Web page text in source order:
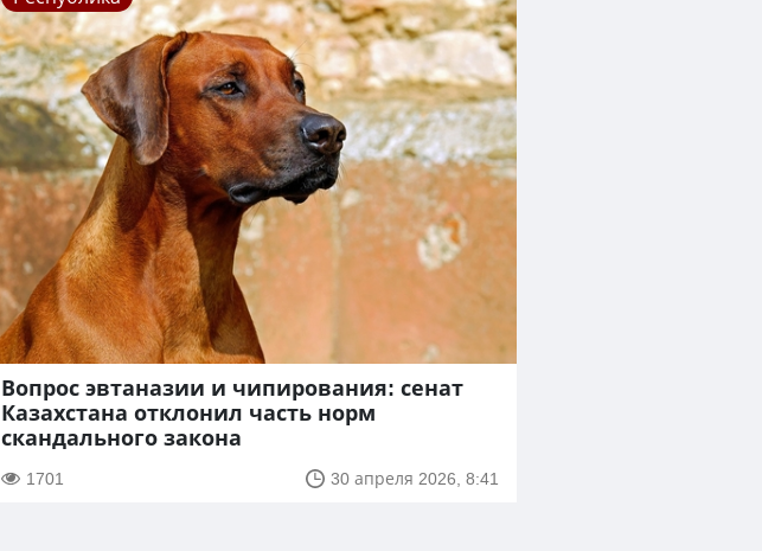
Вопрос эвтаназии и чипирования: сенат
Казахстана отклонил часть норм
скандального закона
1701 30 апреля 2026, 8:41